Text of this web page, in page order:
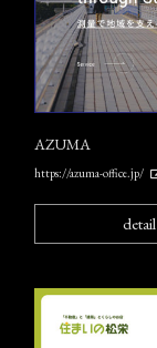
AZUMA
https://azuma-office.jp/
detail